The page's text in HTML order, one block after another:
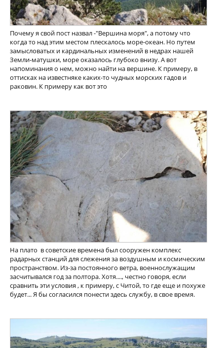
Почему я свой пост назвал -"Вершина моря", а потому что
когда то над этим местом плескалось море-океан. Но путем
замысловатых и кардинальных изменений в недрах нашей
Земли-матушки, море оказалось глубоко внизу. А вот
напоминания о нем, можно найти на вершине. К примеру, в
оттисках на известняке каких-то чудных морских гадов и
раковин. К примеру как вот это
На плато в советские времена был сооружен комплекс
радарных станций для слежения за воздушным и космическим
пространством. Из-за постоянного ветра, военнослужащим
засчитывался год за полтора. Хотя...., честно говоря, если
сравнить эти условия , к примеру, с Читой, то где еще и похуже
будет... Я бы согласился понести здесь службу, в свое время.